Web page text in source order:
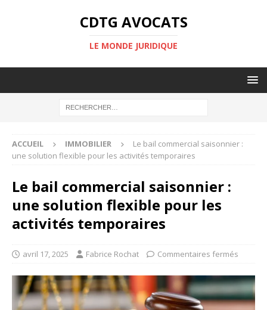
CDTG AVOCATS
LE MONDE JURIDIQUE
ACCUEIL IMMOBILIER
Le bail commercial saisonnier :
une solution flexible pour les activités temporaires
Le bail commercial saisonnier :
une solution flexible pour les
activités temporaires
avril 17, 2025 Fabrice Rochat Commentaires fermés